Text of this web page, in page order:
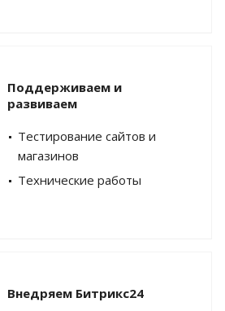
Поддерживаем и
развиваем
Тестирование сайтов и
магазинов
Технические работы
Внедряем Битрикс24